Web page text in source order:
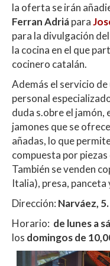
la oferta se irán
Ferran Adriápara
para la divulgación
la cocina en el que
cocinero catalán.
Además el servicio
personal
duda s.obre el jamón,
jamones que se
añadas, lo que
compuesta por
También se venden
Italia), presa, panceta
Dirección: Narváez,
Horario: de lunes a
los domingos de